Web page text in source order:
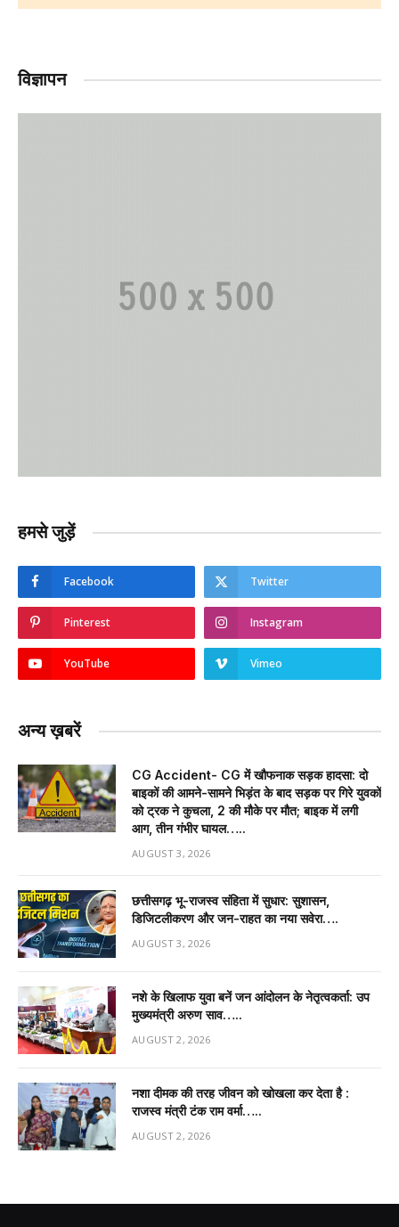
विज्ञापन
हमसे जुड़ें
Facebook Twitter
Pinterest Instagram
YouTube Vimeo
अन्य ख़बरें
CG Accident- CG में खौफनाक सड़क हादसा: दो
बाइकों की आमने-सामने भिड़ंत के बाद सड़क पर गिरे युवकों
को ट्रक ने कुचला, 2 की मौके पर मौत; बाइक में लगी
आग, तीन गंभीर घायल…..
AUGUST 3, 2026
छत्तीसगढ़ भू-राजस्व संहिता में सुधार: सुशासन,
डिजिटलीकरण और जन-राहत का नया सवेरा….
AUGUST 3, 2026
नशे के खिलाफ युवा बनें जन आंदोलन के नेतृत्वकर्ता: उप
मुख्यमंत्री अरुण साव…..
AUGUST 2, 2026
नशा दीमक की तरह जीवन को खोखला कर देता है :
राजस्व मंत्री टंक राम वर्मा…..
AUGUST 2, 2026